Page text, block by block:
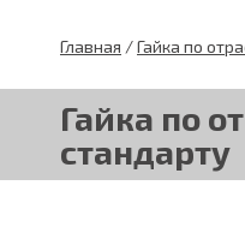
Главная /Гайка по
Гайка по
стандарту